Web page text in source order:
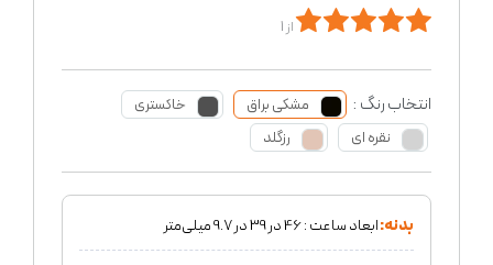
از 1
انتخاب رنگ : مشکی براق
خاکستری
نقره ای
رزگلد
بدنه:ابعاد ساعت : 46 در 39 در 9.7 میلی‌متر